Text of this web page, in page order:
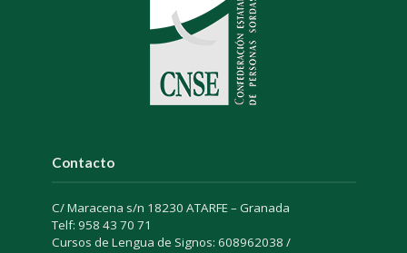
Contacto
C/ Maracena s/n 18230 ATARFE – Granada
Telf: 958 43 70 71
Cursos de Lengua de Signos: 608962038 /